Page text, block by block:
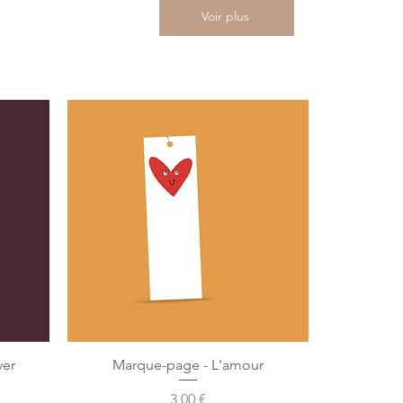
Voir plus
Marque-page - L'amour
Precio
3,00 €